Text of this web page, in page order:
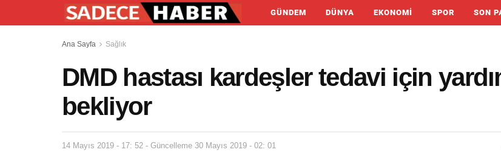
GÜNDEM DÜNYA EKONOMI SPOR SON
Ana Sayfa Sağlık
DMD hastası kardeşler tedavi için
bekliyor
14 Mayıs 2019 - 17: 52 - Güncelleme 30 Mayıs 2019 - 02: 01